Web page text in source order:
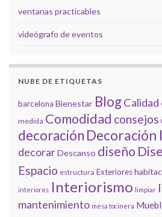
ventanas practicables
videógrafo de eventos
NUBE DE ETIQUETAS
barcelona Bienestar BlogCalidad
medida Comodidad consejos
decoración Decoración
decorarDescanso diseño
Espacio estructura Exteriores
interiores Interiorismo limpiar
mantenimiento mesa tocinera